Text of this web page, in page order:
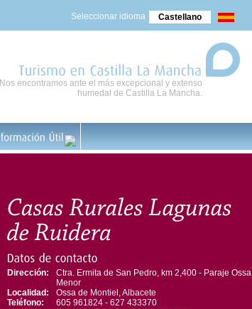
Seleccionar idioma Castellano
Nos encontramos ante el más excepcional y extenso
humedal de Castilla La Mancha.
Dirección:
Ctra. Ermita de San Pedro, km 2,400 - Paraje Ossa
Menor
Localidad:
Ossa de Montiel, Albacete
Teléfono:
605 961824 - 627 433370